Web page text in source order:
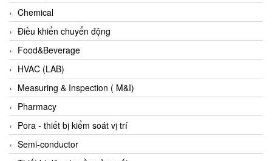
FineTek
Finna Sensors Vietnam
Fireye
Fischer
Fisher
FISO Vietnam
FLENDER
Flexaust
Chemical
Điều khiển chuyển động
Food&Beverage
HVAC (LAB)
Measuring & Inspection ( M&I)
Pharmacy
Pora - thiết bị kiểm soát vị trí
Semi-conductor